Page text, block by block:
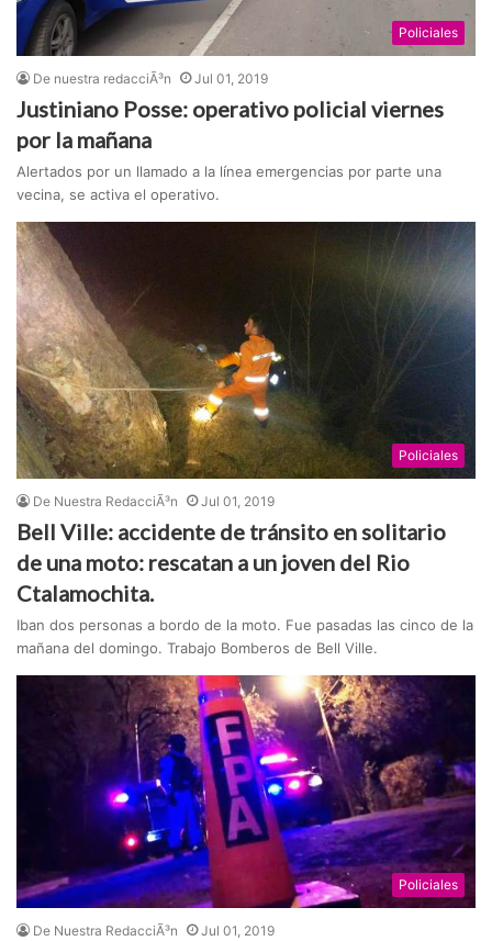
Policiales
De nuestra redacciÃ³n Jul 01, 2019
Justiniano Posse: operativo policial viernes
por la mañana
Alertados por un llamado a la línea emergencias por parte una
vecina, se activa el operativo.
Policiales
De Nuestra RedacciÃ³n Jul 01, 2019
Bell Ville: accidente de tránsito en solitario
de una moto: rescatan a un joven del Rio
Ctalamochita.
Iban dos personas a bordo de la moto. Fue pasadas las cinco de la
mañana del domingo. Trabajo Bomberos de Bell Ville.
Policiales
De Nuestra RedacciÃ³n Jul 01, 2019